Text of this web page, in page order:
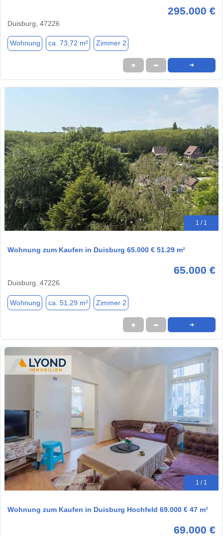
295.000 €
Duisburg, 47226
Wohnung ca. 73,72 m² Zimmer 2
★ ➦ ➜
1 / 1
Wohnung zum Kaufen in Duisburg 65.000 € 51.29 m²
65.000 €
Duisburg, 47226
Wohnung ca. 51,29 m² Zimmer 2
★ ➦ ➜
1 / 1
Wohnung zum Kaufen in Duisburg Hochfeld 69.000 € 47 m²
69.000 €